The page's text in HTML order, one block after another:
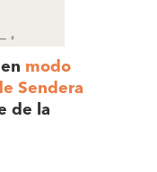
modo
Sendera
de la